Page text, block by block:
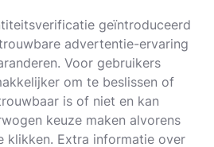
geïntroduceerd
advertentie-ervaring
Voor gebruikers
om te beslissen of
is of niet en kan
keuze maken alvorens
klikken. Extra informatie over